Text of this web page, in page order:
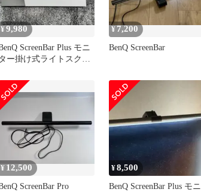
¥9,980
ScreenBar Plus モニ
ター掛け式ライトスクリ
¥ 7,200
BenQ ScreenBar
¥ 12,500
ScreenBar Pro
¥8,500
BenQ ScreenBar Plus モニ